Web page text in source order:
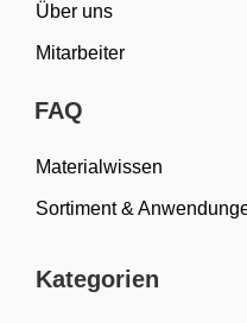
Über uns
Mitarbeiter
FAQ
Materialwissen
Sortiment &
Kategorien